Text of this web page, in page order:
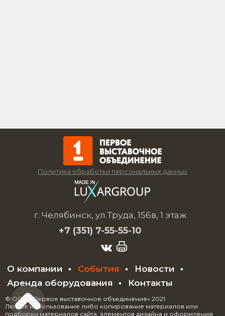
Политика обработки персональных данных
г. Челябинск, ул.Труда, 156в, 1 этаж
+7 (351) 7-55-55-10
О компании События
Новости
Аренда оборудования
Контакты
© ООО «Первое выставочное объединение» 2021
Любое использование либо копирование материалов или
подборки материалов сайта, элементов дизайна и оформления